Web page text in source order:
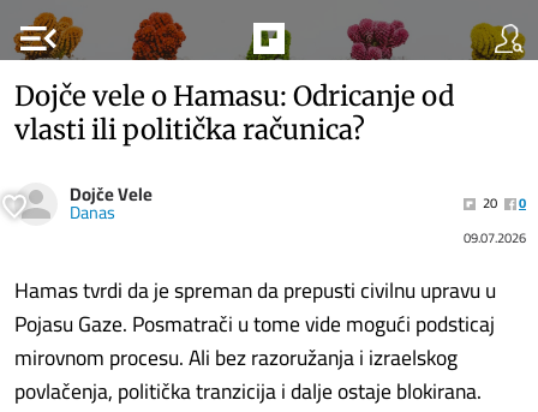
menu_open
Dojče vele o Hamasu: Odricanje od
vlasti ili politička računica?
Dojče Vele
Danas 20
0
09.07.2026
Hamas tvrdi da je spreman da prepusti civilnu upravu u
Pojasu Gaze. Posmatrači u tome vide mogući podsticaj
mirovnom procesu. Ali bez razoružanja i izraelskog
povlačenja, politička tranzicija i dalje ostaje blokirana.